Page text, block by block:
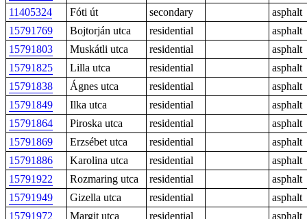
11405324
Fóti út secondary
asphalt
15791769
Bojtorján utca residential
asphalt
15791803
Muskátli utca residential
asphalt
15791825
Lilla utca residential
asphalt
15791838
Ágnes utca residential
asphalt
15791849
Ilka utca residential
asphalt
15791864
Piroska utca residential
asphalt
15791869
Erzsébet utca residential
asphalt
15791886
Karolina utca residential
asphalt
15791922
Rozmaring utca residential
asphalt
15791949
Gizella utca residential
asphalt
15791972
Margit utca residential
asphalt